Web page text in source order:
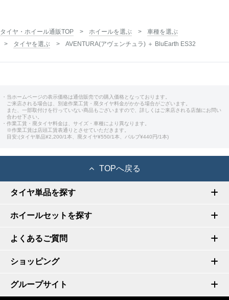
タイヤ・ホイール通販TOP ホイールを選ぶ
車種を選ぶ
タイヤを選ぶ
AVENTURA(アヴェンチュラ) ＋ BluEarth ES32
・当ホームページの表示価格は通信販売での購入価格となっております。
ご来店される場合は、別途作業工賃・廃タイヤ料金がかかる場合がございます。
また、一部取付けを行っていない商品もございますので、詳しくはご来店される店舗にお問い
合わせ下さい。
・作業工賃・廃タイヤ料金は、サイズ・車種により異なります。
※作業工賃は店頭工賃表通りとさせていただきます。
目安:(タイヤ単品¥2,200/1本、廃タイヤ¥550/1本、バルブ¥440円/1本)
TOPへ戻る
タイヤ単品を探す
ホイールセットを探す
よくあるご質問
ショッピング
グループサイト